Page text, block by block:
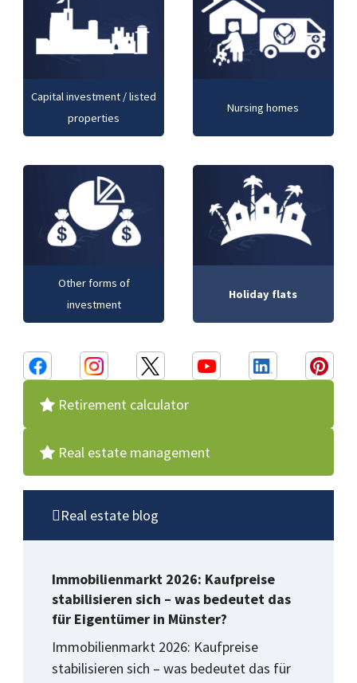
Capital investment / listed
properties
Nursing homes
Other forms of
investment
Holiday flats
Retirement calculator
Real estate management
Real estate blog
Immobilienmarkt 2026: Kaufpreise
stabilisieren sich – was bedeutet das
für Eigentümer in Münster?
Immobilienmarkt 2026: Kaufpreise
stabilisieren sich – was bedeutet das für